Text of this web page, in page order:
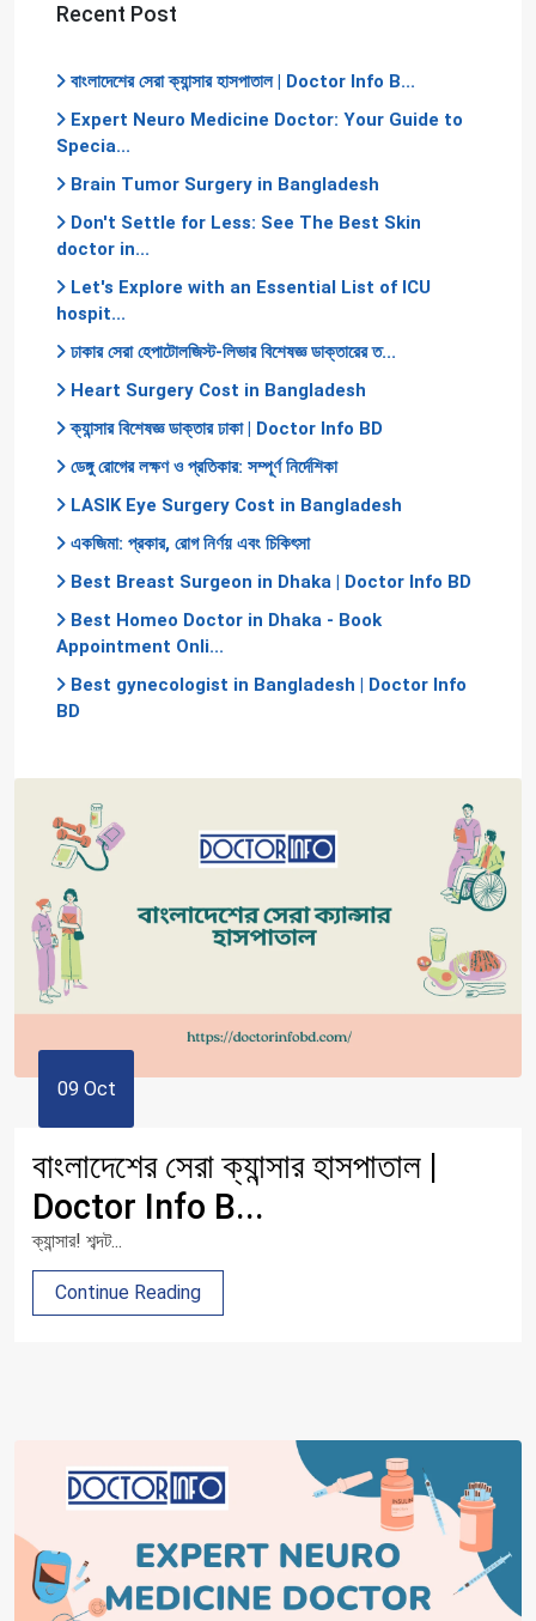
09 Oct
বাংলাদেশের সেরা ক্যান্সার হাসপাতাল |
Doctor Info B...
ক্যান্সার! শব্দট...
Continue Reading
Recent Post
বাংলাদেশের সেরা ক্যান্সার হাসপাতাল | Doctor Info B...
Expert Neuro Medicine Doctor: Your Guide to
Specia...
Brain Tumor Surgery in Bangladesh
Don't Settle for Less: See The Best Skin
doctor in...
Let's Explore with an Essential List of ICU
hospit...
ঢাকার সেরা হেপাটোলজিস্ট-লিভার বিশেষজ্ঞ ডাক্তারের ত...
Heart Surgery Cost in Bangladesh
ক্যান্সার বিশেষজ্ঞ ডাক্তার ঢাকা | Doctor Info BD
ডেঙ্গু রোগের লক্ষণ ও প্রতিকার: সম্পূর্ণ নির্দেশিকা
LASIK Eye Surgery Cost in Bangladesh
একজিমা: প্রকার, রোগ নির্ণয় এবং চিকিৎসা
Best Breast Surgeon in Dhaka | Doctor Info BD
Best Homeo Doctor in Dhaka - Book
Appointment Onli...
Best gynecologist in Bangladesh | Doctor Info
BD